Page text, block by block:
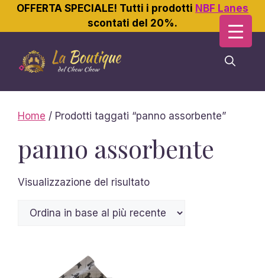
OFFERTA SPECIALE! Tutti i prodotti NBF Lanes
scontati del 20%.
contenuto
Home / Prodotti taggati “panno assorbente”
panno assorbente
Visualizzazione del risultato